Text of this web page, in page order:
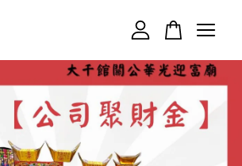
物車目前還是空的。
繼續購物